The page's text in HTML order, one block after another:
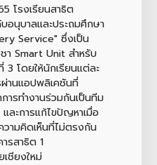
โรงเรียนสาธิต
อนุบาลและประถมศึกษา
Service" ซึ่งเป็น
า Smart Unit สำหรับ
3 โดยให้นักเรียนแต่ละ
านแอปพลิเคชันที่
รทำงานร่วมกันเป็นทีม
ละการแก้ไขปัญหาเมื่อ
ามคิดเห็นที่ไม่ตรงกัน
รสาธิต 1
เชียงใหม่